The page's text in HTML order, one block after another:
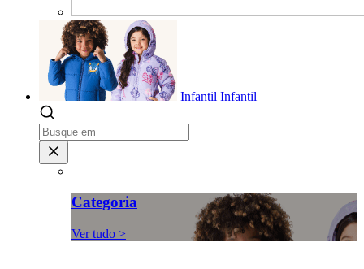
Infantil Infantil
Categoria
Ver tudo >